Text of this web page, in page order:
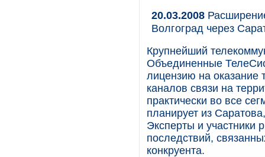
20.03.2008
Волгоград через
Крупнейший
Объединенные
лицензию на оказание
каналов связи на
практически во все
планирует из
Эксперты и участники
последствий,
конкруента.